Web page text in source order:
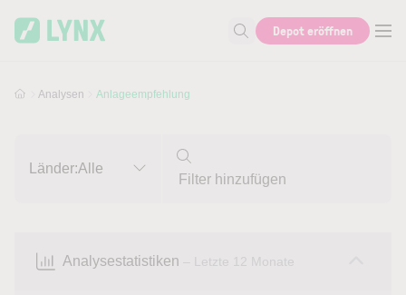
Suche nach Aktie, Autor...
Depot eröffnen
Analysen Anlageempfehlung
Länder:Alle
Analysestatistiken – Letzte 12 Monate